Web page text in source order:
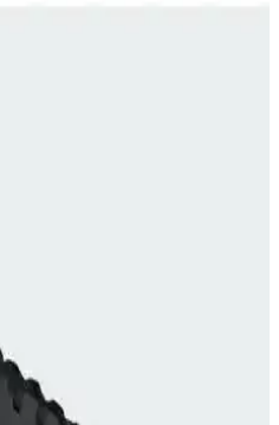
çıkartılıyor.
Runner Jr
ve Kullanıcı Yorumları